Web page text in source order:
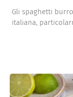
Gli spaghetti
italiana,